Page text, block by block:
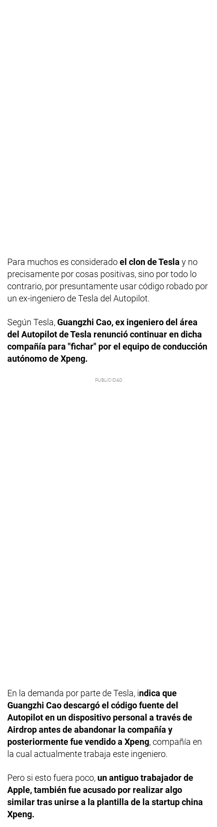
Para muchos es consideradoel clon de Tesla y no
precisamente por cosas positivas, sino por todo lo
contrario, por presuntamente usar código robado por
un ex-ingeniero de Tesla del Autopilot.
Según Tesla,Guangzhi Cao, ex ingeniero del área
del Autopilot de Tesla renunció continuar en dicha
compañía para "fichar" por el equipo de conducción
autónomo de Xpeng.
En la demanda por parte de Tesla, indica que
Guangzhi Cao descargó el código fuente del
Autopilot en un dispositivo personal a través de
Airdrop antes de abandonar la compañía y
posteriormente fue vendido a Xpeng, compañía en
la cual actualmente trabaja este ingeniero.
Pero si esto fuera poco, un antiguo trabajador de
Apple, también fue acusado por realizar algo
similar tras unirse a la plantilla de la startup china
Xpeng.